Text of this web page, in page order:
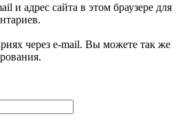
и адрес сайта в этом браузере для
через e-mail. Вы можете так же